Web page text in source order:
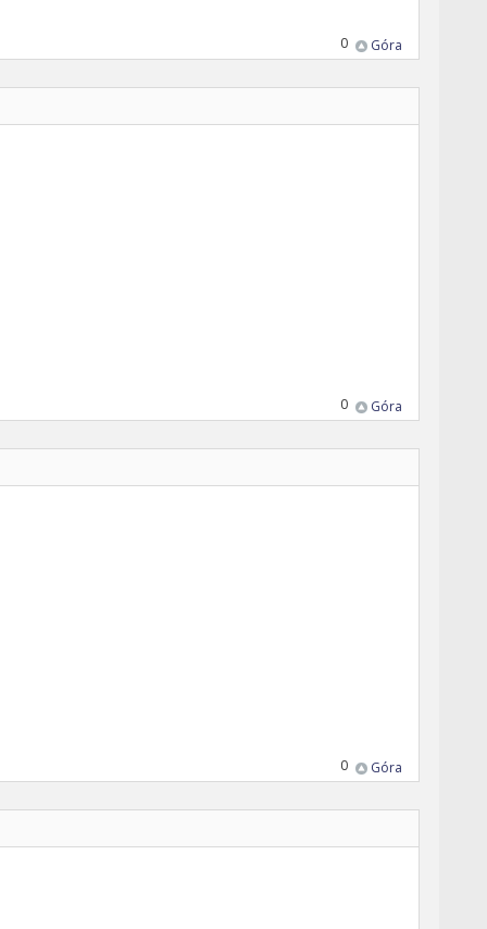
Góra
0
Góra
0
Góra
0